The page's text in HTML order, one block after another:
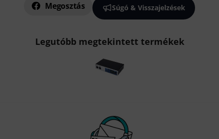
Megosztás Súgó & Visszajelzések
Legutóbb megtekintett termékek